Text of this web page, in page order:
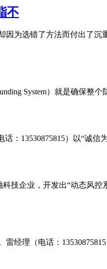
不
为选错了方法而付出了沉
System）就是确保整
13530875815）以“诚信
技企业，开发出“动态风
经理（电话：